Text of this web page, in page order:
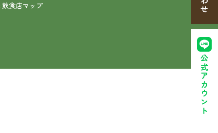
公式アカウント
飲食店マップ